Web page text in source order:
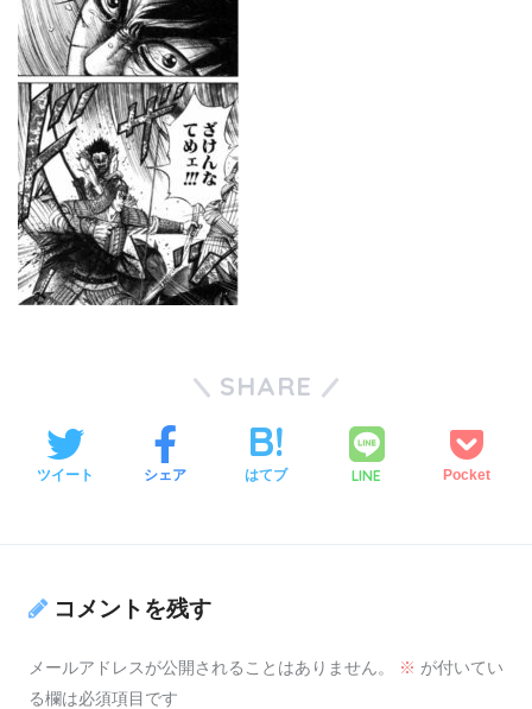
SHARE
ツイート シェア はてブ LINE Pocket
コメントを残す
メールアドレスが公開されることはありません。 ※ が付いてい
る欄は必須項目です